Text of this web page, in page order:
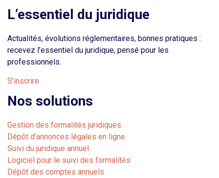
L’essentiel du juridique
Actualités, évolutions réglementaires, bonnes pratiques :
recevez l’essentiel du juridique, pensé pour les
professionnels.
S’inscrire
Nos solutions
Gestion des formalités juridiques
Dépôt d’annonces légales en ligne
Suivi du juridique annuel
Logiciel pour le suivi des formalités
Dépôt des comptes annuels